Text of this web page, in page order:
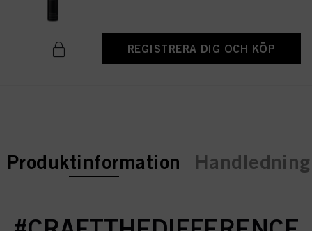
REGISTRERA DIG OCH KÖP
current tab:
Produktinformation